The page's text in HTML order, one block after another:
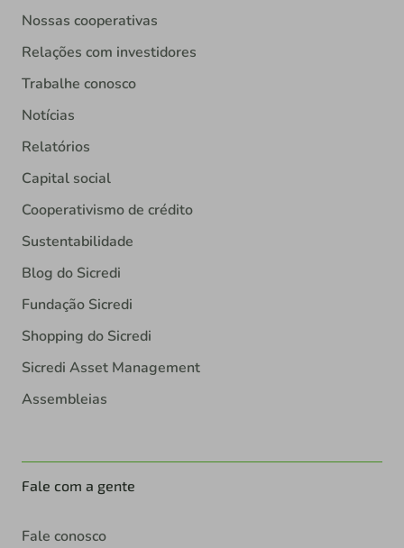
Nossas cooperativas
Relações com investidores
Trabalhe conosco
Notícias
Relatórios
Capital social
Cooperativismo de crédito
Sustentabilidade
Blog do Sicredi
Fundação Sicredi
Shopping do Sicredi
Sicredi Asset Management
Assembleias
Fale com a gente
Fale conosco